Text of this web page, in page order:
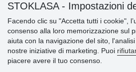
Informazioni importanti
» Impostazioni dei cookie
» Termini & Condizioni
STOKLASA - Impostazioni
Facendo clic su "Accetta tutti i cookie",
consenso alla loro memorizzazione sul
aiuta con la navigazione del sito,
nostre iniziative di marketing. Puoi
piacere avere il tuo consenso.